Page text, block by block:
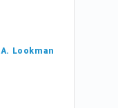
A. Lookman